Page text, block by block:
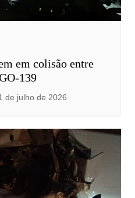
em colisão entre
139
de julho de 2026